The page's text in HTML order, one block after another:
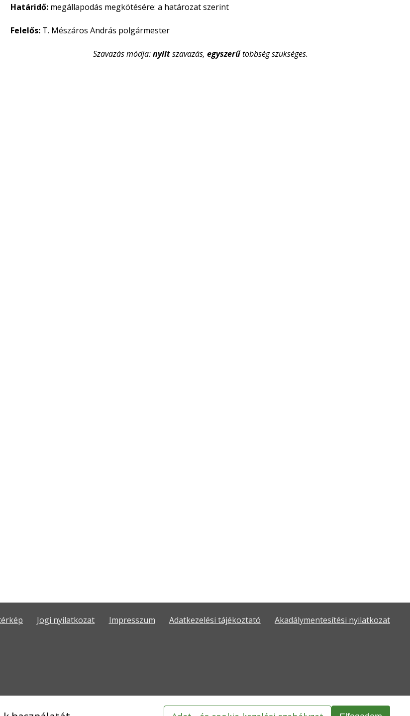
Határidő: megállapodás megkötésére: a határozat szerint
Felelős: T. Mészáros András polgármester
Szavazás módja:nyíltszavazás, egyszerűtöbbség szükséges.
Jogi nyilatkozat Impresszum Adatkezelési tájékoztató Akadálymentesítési nyilatkozat